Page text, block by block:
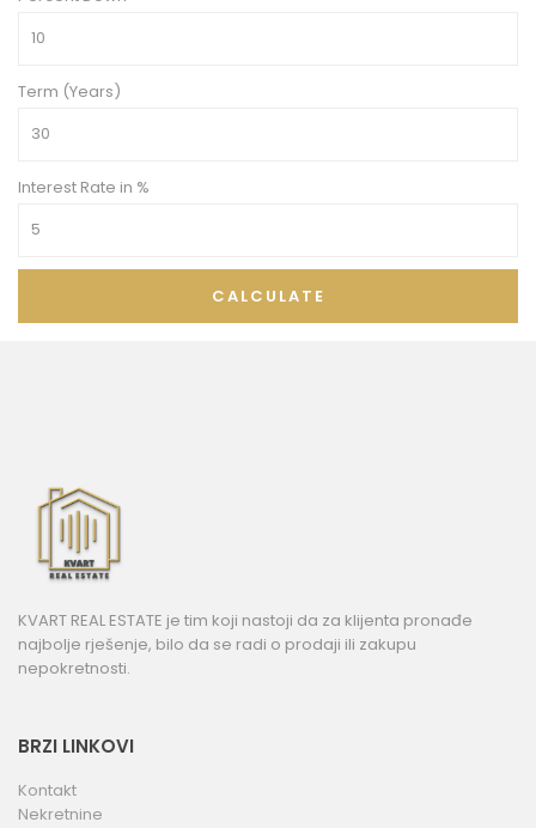
Term (Years)
Interest Rate in %
CALCULATE
KVART REAL ESTATE je tim koji nastoji da za klijenta pronađe
najbolje rješenje, bilo da se radi o prodaji ili zakupu
nepokretnosti.
BRZI LINKOVI
Kontakt
Nekretnine